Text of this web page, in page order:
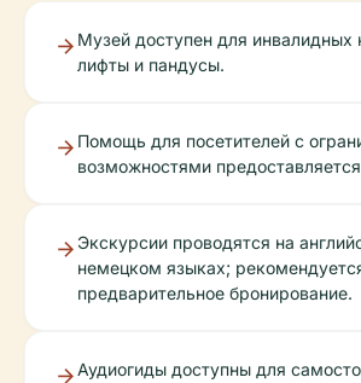
Музей доступен для инвалидных
лифты и пандусы.
Помощь для посетителей с
возможностями
Экскурсии проводятся на
немецком языках;
предварительное бронирование.
Аудиогиды доступны для